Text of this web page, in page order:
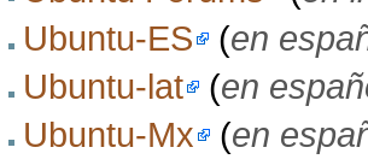
Ubuntu-ES
(en
Ubuntu-lat
(en
Ubuntu-Mx
(en